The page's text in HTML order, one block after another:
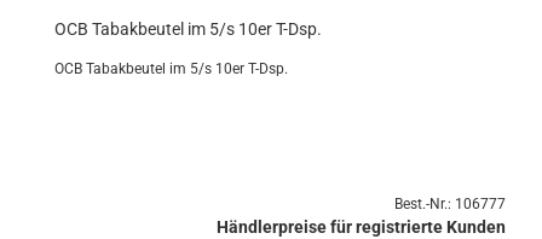
OCB Ta­bak­beu­tel im 5/s 10er T-Dsp.
OCB Ta­bak­beu­tel im 5/s 10er T-Dsp.
Best.-Nr.: 106777
Händlerpreise für registrierte Kunden